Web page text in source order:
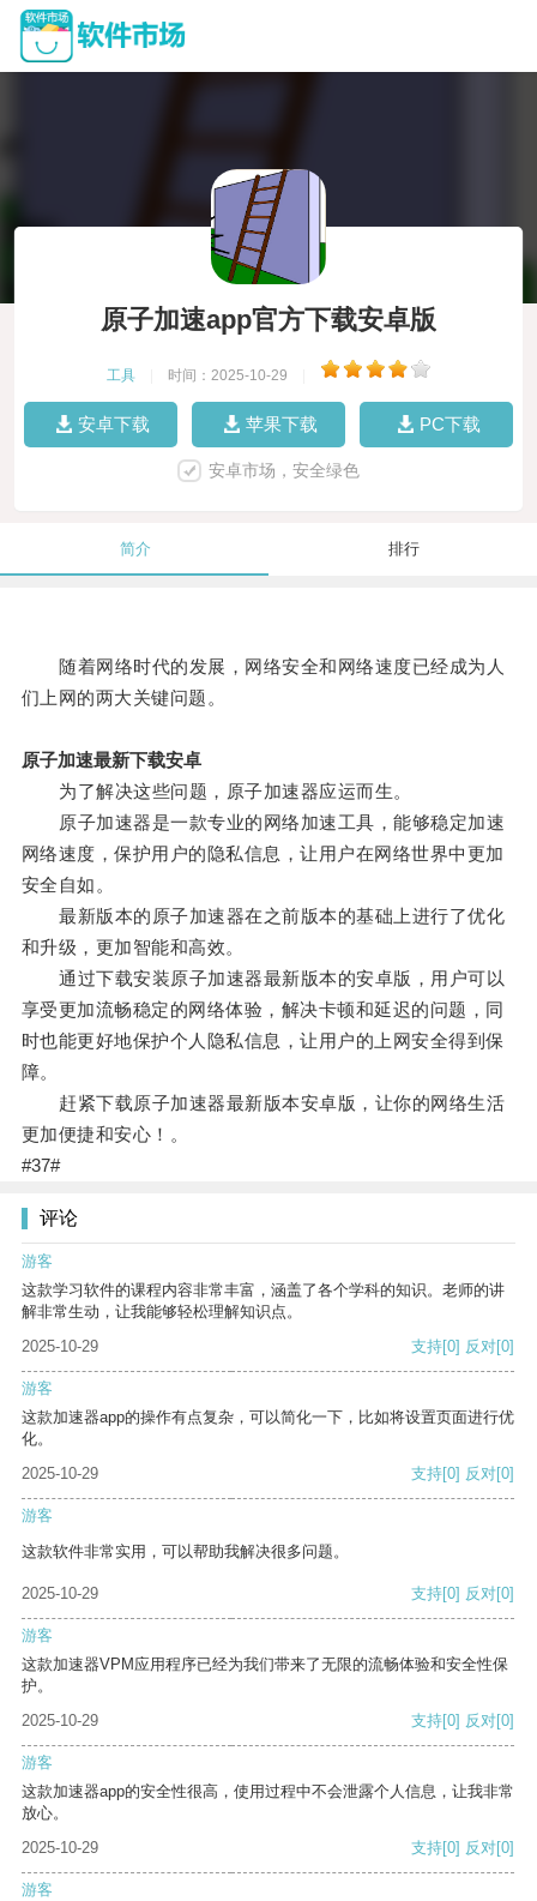
原子加速app官方下载安卓版
工具 时间：2025-10-29
安卓下载 苹果下载 PC下载
安卓市场，安全绿色
简介 排行
随着网络时代的发展，网络安全和网络速度已经成为人
们上网的两大关键问题。
原子加速最新下载安卓
为了解决这些问题，原子加速器应运而生。
原子加速器是一款专业的网络加速工具，能够稳定加速
网络速度，保护用户的隐私信息，让用户在网络世界中更加
安全自如。
最新版本的原子加速器在之前版本的基础上进行了优化
和升级，更加智能和高效。
通过下载安装原子加速器最新版本的安卓版，用户可以
享受更加流畅稳定的网络体验，解决卡顿和延迟的问题，同
时也能更好地保护个人隐私信息，让用户的上网安全得到保
障。
赶紧下载原子加速器最新版本安卓版，让你的网络生活
更加便捷和安心！。
#37#
评论
游客
这款学习软件的课程内容非常丰富，涵盖了各个学科的知识。老师的讲
解非常生动，让我能够轻松理解知识点。
2025-10-29
支持[0] 反对[0]
游客
这款加速器app的操作有点复杂，可以简化一下，比如将设置页面进行优
化。
2025-10-29
支持[0] 反对[0]
游客
这款软件非常实用，可以帮助我解决很多问题。
2025-10-29 支持[0] 反对[0]
游客
这款加速器VPM应用程序已经为我们带来了无限的流畅体验和安全性保
护。
2025-10-29
支持[0] 反对[0]
游客
这款加速器app的安全性很高，使用过程中不会泄露个人信息，让我非常
放心。
2025-10-29
支持[0] 反对[0]
游客